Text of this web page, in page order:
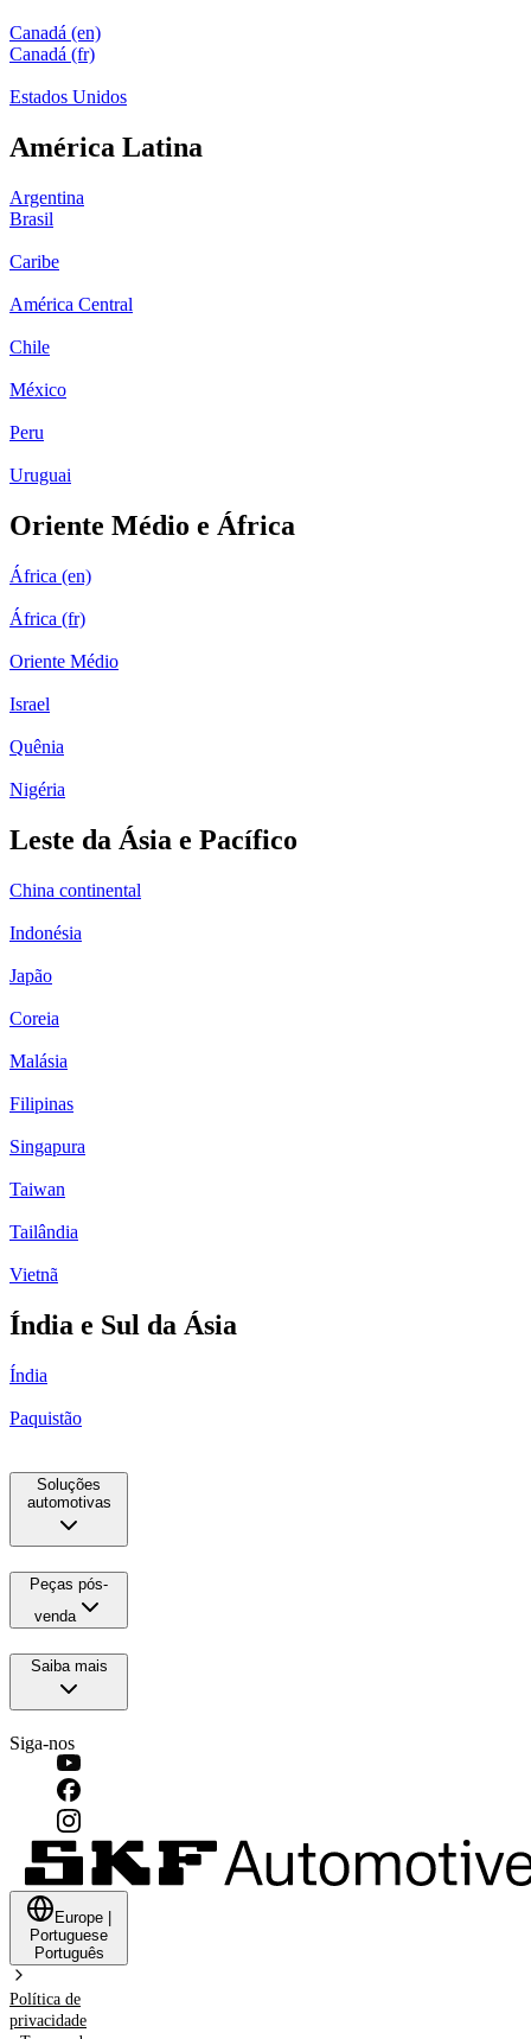
Canadá (en)
Canadá (fr)
Estados Unidos
América Latina
Argentina
Brasil
Caribe
América Central
Chile
México
Peru
Uruguai
Oriente Médio e África
África (en)
África (fr)
Oriente Médio
Israel
Quênia
Nigéria
Leste da Ásia e Pacífico
China continental
Indonésia
Japão
Coreia
Malásia
Filipinas
Singapura
Taiwan
Tailândia
Vietnã
Índia e Sul da Ásia
Índia
Paquistão
Soluções
automotivas
Peças pós-
venda
Saiba mais
Siga-nos
Europe |
Portuguese
Português
Política de
privacidade